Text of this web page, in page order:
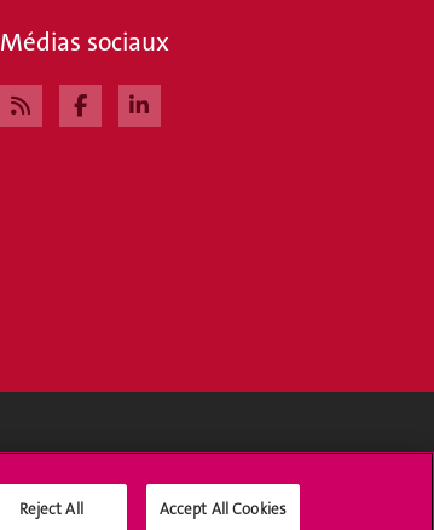
Médias sociaux
Reject All Accept All Cookies